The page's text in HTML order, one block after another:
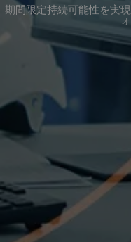
期間限定持続可能性を実